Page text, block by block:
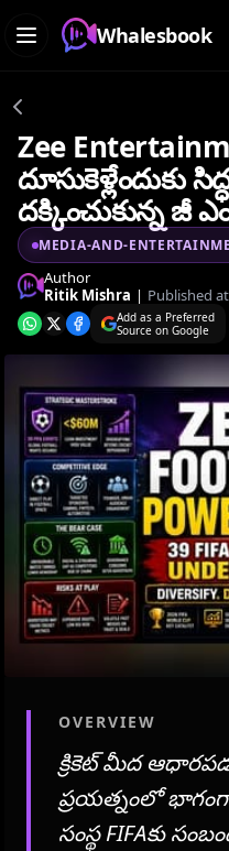
Whalesbook
Zee
దూసుకెళ్లేందుకు
దక్కించుకున్న జీ
MEDIA-AND-
Author
Ritik Mishra | Published
Add as a Preferred
Source on Google
OVERVIEW
క్రికెట్ మీద
ప్రయత్నంలో
సంస్థ FIFAకు